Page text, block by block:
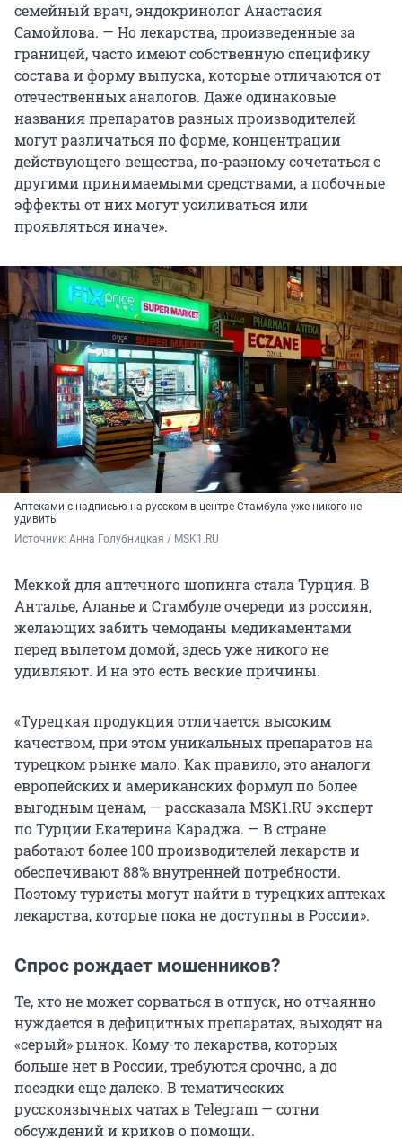
семейный врач, эндокринолог Анастасия
Самойлова. — Но лекарства, произведенные за
границей, часто имеют собственную специфику
состава и форму выпуска, которые отличаются от
отечественных аналогов. Даже одинаковые
названия препаратов разных производителей
могут различаться по форме, концентрации
действующего вещества, по-разному сочетаться с
другими принимаемыми средствами, а побочные
эффекты от них могут усиливаться или
проявляться иначе».
Аптеками с надписью на русском в центре Стамбула уже никого не
удивить
Источник: Анна Голубницкая / MSK1.RU
Меккой для аптечного шопинга стала Турция. В
Анталье, Аланье и Стамбуле очереди из россиян,
желающих забить чемоданы медикаментами
перед вылетом домой, здесь уже никого не
удивляют. И на это есть веские причины.
«Турецкая продукция отличается высоким
качеством, при этом уникальных препаратов на
турецком рынке мало. Как правило, это аналоги
европейских и американских формул по более
выгодным ценам, — рассказала MSK1.RU эксперт
по Турции Екатерина Караджа. — В стране
работают более 100 производителей лекарств и
обеспечивают 88% внутренней потребности.
Поэтому туристы могут найти в турецких аптеках
лекарства, которые пока не доступны в России».
Спрос рождает мошенников?
Те, кто не может сорваться в отпуск, но отчаянно
нуждается в дефицитных препаратах, выходят на
«серый» рынок. Кому-то лекарства, которых
больше нет в России, требуются срочно, а до
поездки еще далеко. В тематических
русскоязычных чатах в Telegram — сотни
обсуждений и криков о помощи.